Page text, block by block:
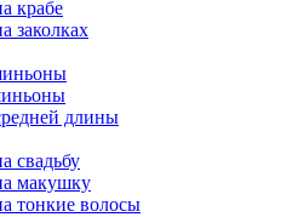
крабе
заколках
длины
свадьбу
макушку
тонкие волосы